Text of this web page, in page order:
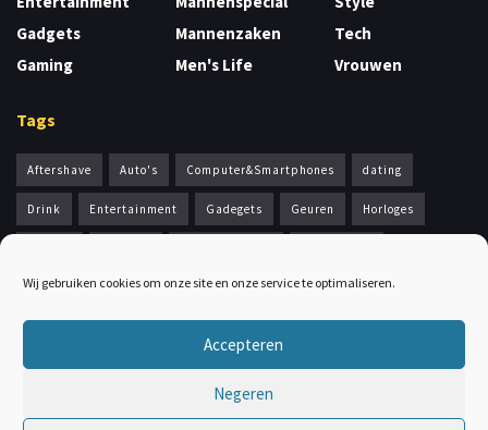
Wij gebruiken cookies om onze site en onze service te optimaliseren.
Accepteren
Negeren
Gadgets
Gaming
Mannenzaken
Men's Life
Tech
Vrouwen
Tags
Aftershave Auto's Computer&Smartphones dating
Drink Entertainment Gadegets Geuren Horloges
Mannenzaken Men's Health Men's Life Nieuws